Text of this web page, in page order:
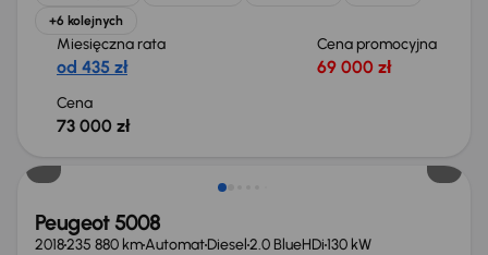
+6 kolejnych
Miesięczna rata
od 435 zł
Cena promocyjna
69 000 zł
Cena
73 000 zł
Peugeot 5008
2018235 880 kmAutomatDiesel2.0 BlueHDi130 kW